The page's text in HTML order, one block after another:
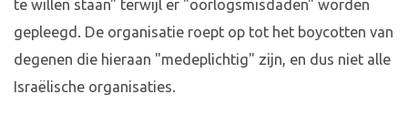
te willen staan" terwijl er "oorlogsmisdaden" worden
gepleegd. De organisatie roept op tot het boycotten van
degenen die hieraan "medeplichtig" zijn, en dus niet alle
Israëlische organisaties.